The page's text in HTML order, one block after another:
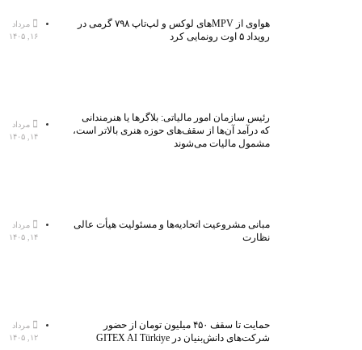
هواوی از MPVهای لوکس و لپ‌تاپ ۷۹۸ گرمی در
رویداد ۵ اوت رونمایی کرد
مرداد
۱۶, ۱۴۰۵
رئیس سازمان امور مالیاتی: بلاگر‌ها یا هنرمندانی
که درآمد آن‌ها از سقف‌های حوزه هنری بالاتر است،
مشمول مالیات می‌شوند
مرداد
۱۴, ۱۴۰۵
مبانی مشروعیت اتحادیه‌ها و مسئولیت هیأت عالی
نظارت
مرداد
۱۴, ۱۴۰۵
حمایت تا سقف ۴۵۰ میلیون تومان از حضور
شرکت‌های دانش‌بنیان در GITEX AI Türkiye
مرداد
۱۲, ۱۴۰۵